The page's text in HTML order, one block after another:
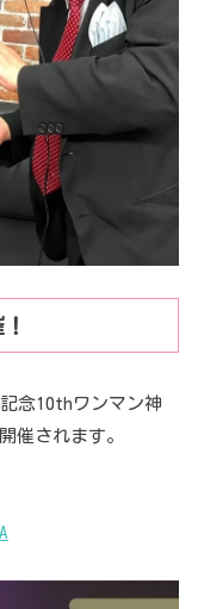
念10thワンマン神
催されます。